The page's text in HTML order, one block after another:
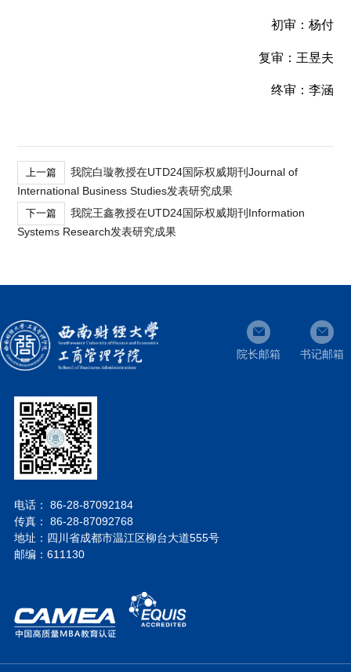
初审：杨付
复审：王昱夫
终审：李涵
上一篇
我院白璇教授在UTD24国际权威期刊Journal of
International Business Studies发表研究成果
下一篇
我院王鑫教授在UTD24国际权威期刊Information
Systems Research发表研究成果
院长邮箱 书记邮箱
电话： 86-28-87092184
传真： 86-28-87092768
地址：四川省成都市温江区柳台大道555号
邮编：611130